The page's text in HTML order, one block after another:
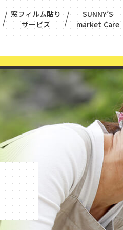
窓フィルム貼り
サービス
SUNNY’S
market Care